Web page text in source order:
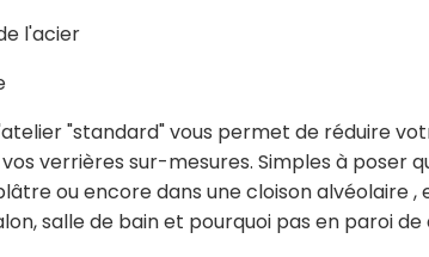
l'acier
"standard" vous permet de réduire
verrières sur-mesures. Simples à poser
ou encore dans une cloison
salle de bain et pourquoi pas en paroi de